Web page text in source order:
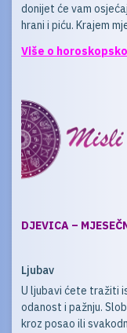
donijet će vam
hrani i piću. Krajem
Više o
DJEVICA –
Ljubav
U ljubavi ćete tražiti
odanost i pažnju.
kroz posao ili